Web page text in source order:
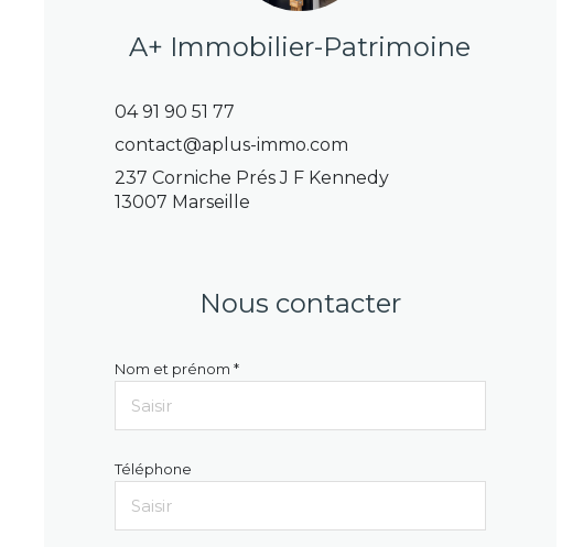
A+ Immobilier-Patrimoine
04 91 90 51 77
contact@aplus-immo.com
237 Corniche Prés J F Kennedy
13007 Marseille
Nous contacter
Nom et prénom *
Téléphone